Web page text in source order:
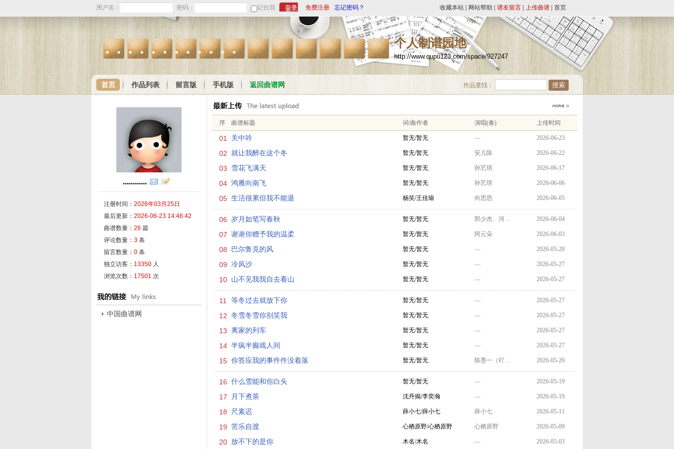
用户名： 密码： 记住我 免费注册 忘记密码？ 收藏本站 网站帮助 谱友留言 上传曲谱 首页
............ 个人制谱园地
http://www.qupu123.com/space/927247
作品查找：
首页 作品列表 留言版 手机版 返回曲谱网
序 曲谱标题 词/曲作者 演唱(奏) 上传时间
01 关中吟 暂无/暂无 — 2026-06-23
02 就让我醉在这个冬 暂无/暂无 安儿陈 2026-06-22
03 雪花飞满天 暂无/暂无 孙艺琪 2026-06-17
04 鸿雁向南飞 暂无/暂无 孙艺琪 2026-06-06
05 生活很累但我不能退 杨笑/王佳瑜 向思思 2026-06-05
06 岁月如笔写春秋 暂无/暂无 郭少杰、河… 2026-06-04
07 谢谢你赠予我的温柔 暂无/暂无 阿云朵 2026-06-03
08 巴尔鲁克的风 暂无/暂无 — 2026-05-28
09 冷风沙 暂无/暂无 — 2026-05-27
10 山不见我我自去看山 暂无/暂无 — 2026-05-27
11 等冬过去就放下你 暂无/暂无 — 2026-05-27
12 冬雪冬雪你别笑我 暂无/暂无 — 2026-05-27
13 离家的列车 暂无/暂无 — 2026-05-27
14 半疯半癫戏人间 暂无/暂无 — 2026-05-27
15 你答应我的事件件没着落 暂无/暂无 陈墨一（吖… 2026-05-20
16 什么雪能和你白头 暂无/暂无 — 2026-05-19
17 月下煮茶 沈丹揭/李奕瀚 — 2026-05-19
18 尺素迟 薛小七/薛小七 薛小七 2026-05-11
19 苦乐自渡 心栖原野/心栖原野 心栖原野 2026-05-09
20 放不下的是你 木名/木名 — 2026-05-03
............
注册时间： 2026年03月25日
最后更新： 2026-06-23 14:46:42
曲谱数量： 26 篇
评论数量： 3 条
留言数量： 0 条
独立访客： 13350 人
浏览次数： 17501 次
中国曲谱网